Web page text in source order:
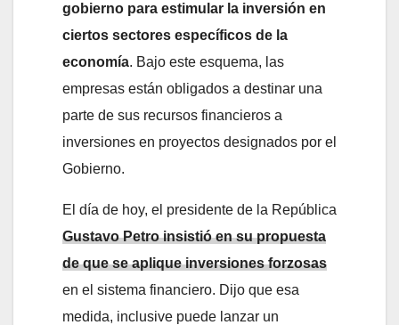
gobierno para estimular la inversión en
ciertos sectores específicos de la
economía. Bajo este esquema, las
empresas están obligados a destinar una
parte de sus recursos financieros a
inversiones en proyectos designados por el
Gobierno.
El día de hoy, el presidente de la República
Gustavo Petro insistió en su propuesta
de que se aplique inversiones forzosas
en el sistema financiero. Dijo que esa
medida, inclusive puede lanzar un